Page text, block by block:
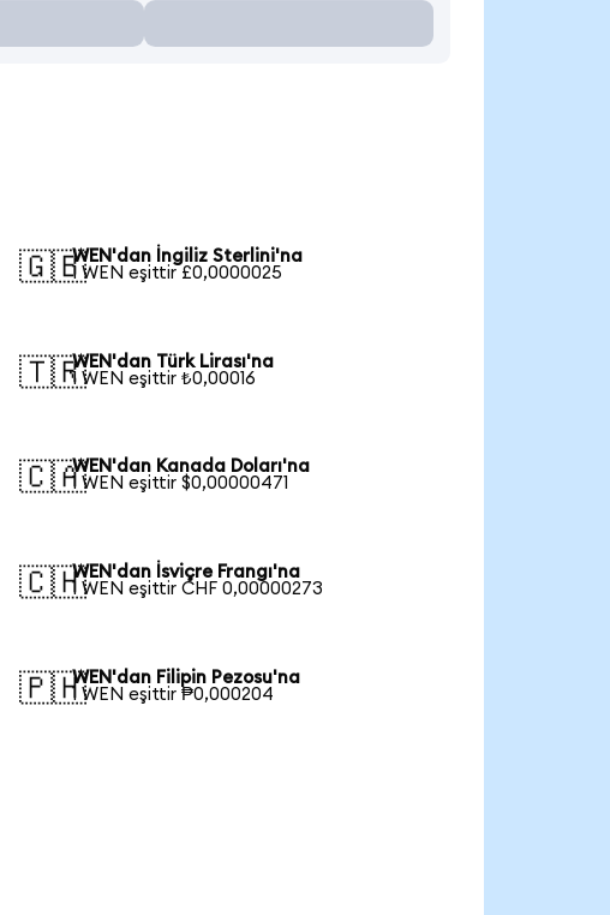
🇬🇧WEN'dan İngiliz Sterlini'na
1 WEN eşittir £0,0000025
🇹🇷WEN'dan Türk Lirası'na
1 WEN eşittir ₺0,00016
🇨🇦WEN'dan Kanada Doları'na
1 WEN eşittir $0,00000471
🇨🇭WEN'dan İsviçre Frangı'na
1 WEN eşittir CHF 0,00000273
🇵🇭WEN'dan Filipin Pezosu'na
1 WEN eşittir ₱0,000204